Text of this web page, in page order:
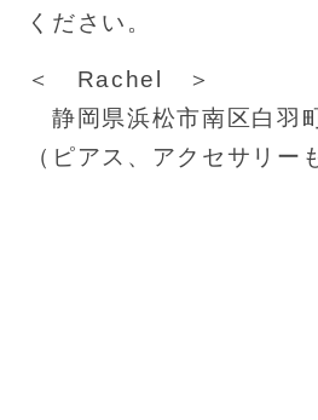
ください。
＜ Rachel ＞
静岡県浜松市南区白羽
（ピアス、アクセサリー